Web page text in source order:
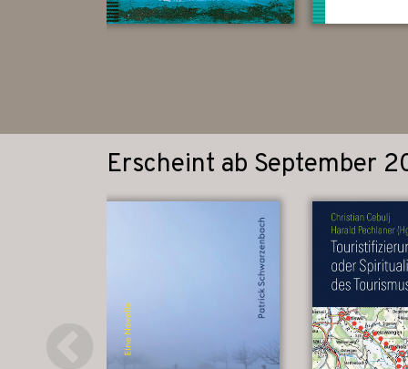
Erscheint ab September